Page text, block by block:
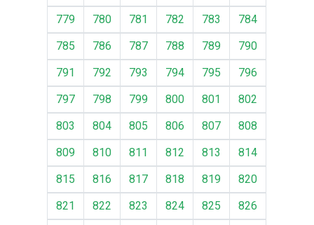
779
780 781 782 783
784
785
786 787 788 789
790
791
792 793 794 795
796
797
798 799 800 801
802
803
804 805 806 807
808
809
810 811 812 813
814
815
816 817 818 819
820
821
822 823 824 825
826